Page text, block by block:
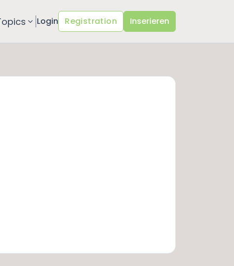
Login Registration Inserieren